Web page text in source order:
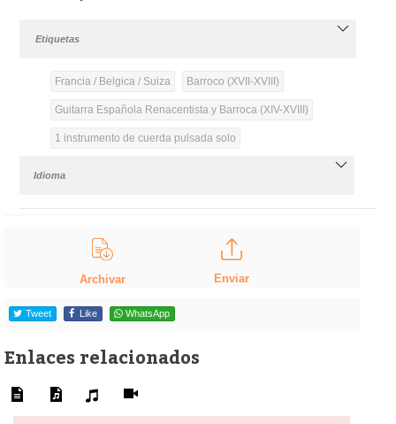
Etiquetas
Francia / Belgica / Suiza Barroco (XVII-XVIII)
Guitarra Española Renacentista y Barroca (XIV-XVIII)
1 instrumento de cuerda pulsada solo
Idioma
Archivar Enviar
Tweet Like WhatsApp
Enlaces relacionados